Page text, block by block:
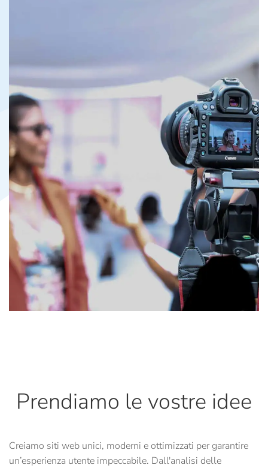
Prendiamo le vostre idee
Creiamo siti web unici, moderni e ottimizzati per garantire
un’esperienza utente impeccabile. Dall'analisi delle